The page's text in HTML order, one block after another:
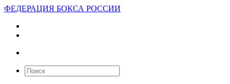
ФЕДЕРАЦИЯ БОКСА РОССИИ